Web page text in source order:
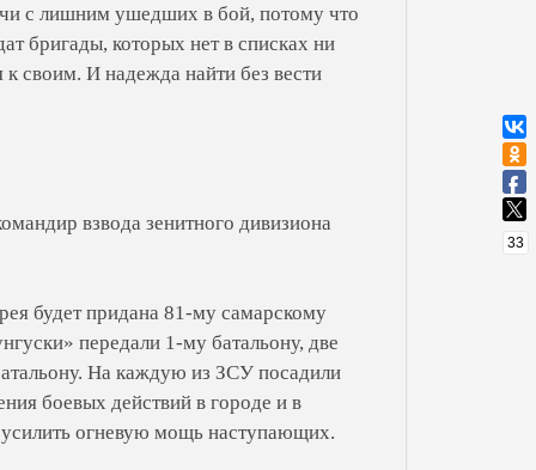
с лишним ушедших в бой, потому что
бригады, которых нет в списках ни
своим. И надежда найти без вести
взвода зенитного дивизиона
будет придана 81-му самарскому
передали 1-му батальону, две
На каждую из ЗСУ посадили
боевых действий в городе и в
огневую мощь наступающих.
33